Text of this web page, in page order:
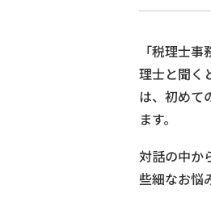
「税理士
理士と聞く
は、初めて
ます。
対話の中か
些細なお悩